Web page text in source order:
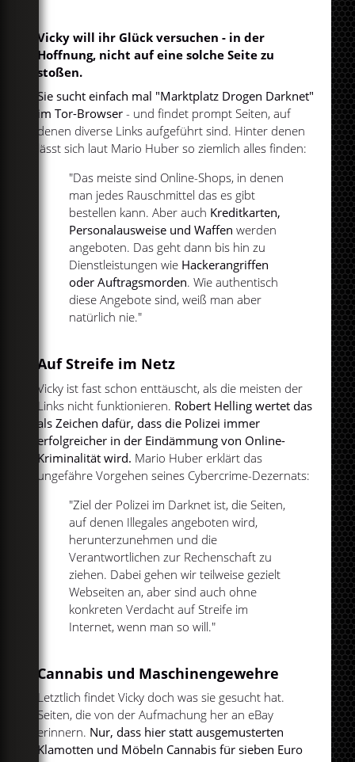
Vicky will ihr Glück versuchen - in der
Hoffnung, nicht auf eine solche Seite zu
stoßen.
Sie sucht einfach mal "Marktplatz Drogen Darknet"
im Tor-Browser - und findet prompt Seiten, auf
denen diverse Links aufgeführt sind. Hinter denen
lässt sich laut Mario Huber so ziemlich alles finden:
"Das meiste sind Online-Shops, in denen
man jedes Rauschmittel das es gibt
bestellen kann. Aber auch Kreditkarten,
Personalausweise und Waffen werden
angeboten. Das geht dann bis hin zu
Dienstleistungen wie Hackerangriffen
oder Auftragsmorden. Wie authentisch
diese Angebote sind, weiß man aber
natürlich nie."
Auf Streife im Netz
Vicky ist fast schon enttäuscht, als die meisten der
Links nicht funktionieren. Robert Helling wertet das
als Zeichen dafür, dass die Polizei immer
erfolgreicher in der Eindämmung von Online-
Kriminalität wird. Mario Huber erklärt das
ungefähre Vorgehen seines Cybercrime-Dezernats:
"Ziel der Polizei im Darknet ist, die Seiten,
auf denen Illegales angeboten wird,
herunterzunehmen und die
Verantwortlichen zur Rechenschaft zu
ziehen. Dabei gehen wir teilweise gezielt
Webseiten an, aber sind auch ohne
konkreten Verdacht auf Streife im
Internet, wenn man so will."
Cannabis und Maschinengewehre
Letztlich findet Vicky doch was sie gesucht hat.
Seiten, die von der Aufmachung her an eBay
erinnern. Nur, dass hier statt ausgemusterten
Klamotten und Möbeln Cannabis für sieben Euro